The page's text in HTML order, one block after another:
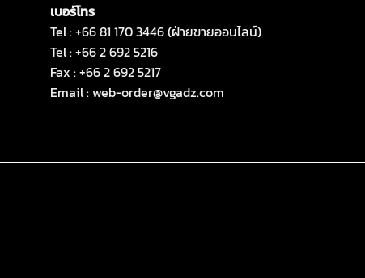
เบอร์โทร
Tel : +66 81 170 3446 (ฝ่ายขายออนไลน์)
Tel : +66 2 692 5216
Fax : +66 2 692 5217
Email :web-order@vgadz.com